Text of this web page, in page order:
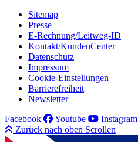
Sitemap
Presse
E-Rechnung/Leitweg-ID
Kontakt/KundenCenter
Datenschutz
Impressum
Cookie-Einstellungen
Barrierefreiheit
Newsletter
Facebook
Youtube Instagram
Zurück nach oben Scrollen